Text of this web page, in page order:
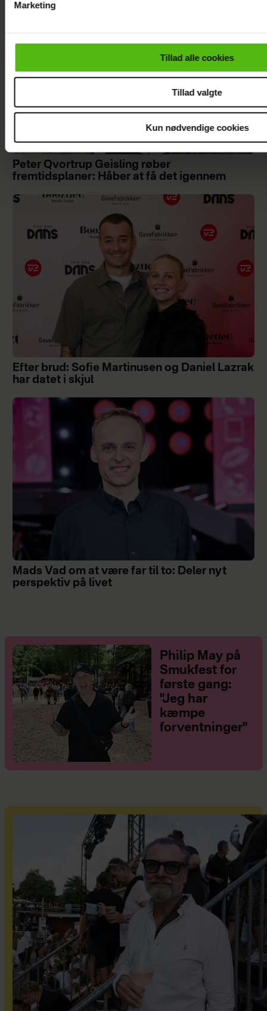
cookiepolitik.
Marketing
Tillad alle cookies
Tillad valgte
Kun nødvendige cookies
Peter Qvortrup Geisling røber
fremtidsplaner: Håber at få det igennem
Efter brud: Sofie Martinusen og Daniel Lazrak
har datet i skjul
Mads Vad om at være far til to: Deler nyt
perspektiv på livet
Philip May på
Smukfest for
første gang:
"Jeg har
kæmpe
forventninger"